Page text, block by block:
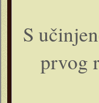
S
prvog